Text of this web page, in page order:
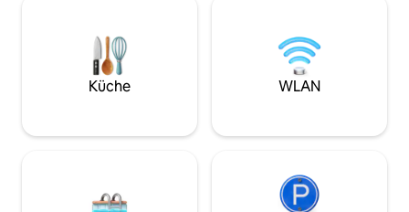
Mahlzeiten in
zuzubereiten. Zögern Sie nicht, uns zu
kontaktieren, wir
begrüßen zu
Küche WLAN